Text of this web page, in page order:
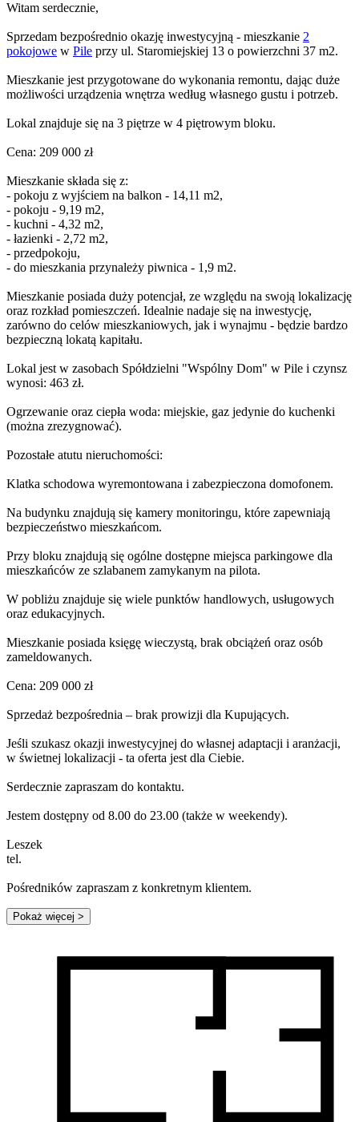
Witam serdecznie,
Sprzedam bezpośrednio okazję inwestycyjną - mieszkanie 2
pokojowe w Pile przy ul. Staromiejskiej 13 o powierzchni 37 m2.
Mieszkanie jest przygotowane do wykonania remontu, dając duże
możliwości urządzenia wnętrza według własnego gustu i potrzeb.
Lokal znajduje się na 3 piętrze w 4 piętrowym bloku.
Cena: 209 000 zł
Mieszkanie składa się z:
- pokoju z wyjściem na balkon - 14,11 m2,
- pokoju - 9,19 m2,
- kuchni - 4,32 m2,
- łazienki - 2,72 m2,
- przedpokoju,
- do mieszkania przynależy piwnica - 1,9 m2.
Mieszkanie posiada duży potencjał, ze względu na swoją lokalizację
oraz rozkład pomieszczeń. Idealnie nadaje się na inwestycję,
zarówno do celów mieszkaniowych, jak i wynajmu - będzie bardzo
bezpieczną lokatą kapitału.
Lokal jest w zasobach Spółdzielni "Wspólny Dom" w Pile i czynsz
wynosi: 463 zł.
Ogrzewanie oraz ciepła woda: miejskie, gaz jedynie do kuchenki
(można zrezygnować).
Pozostałe atutu nieruchomości:
Klatka schodowa wyremontowana i zabezpieczona domofonem.
Na budynku znajdują się kamery monitoringu, które zapewniają
bezpieczeństwo mieszkańcom.
Przy bloku znajdują się ogólne dostępne miejsca parkingowe dla
mieszkańców ze szlabanem zamykanym na pilota.
W pobliżu znajduje się wiele punktów handlowych, usługowych
oraz edukacyjnych.
Mieszkanie posiada księgę wieczystą, brak obciążeń oraz osób
zameldowanych.
Cena: 209 000 zł
Sprzedaż bezpośrednia – brak prowizji dla Kupujących.
Jeśli szukasz okazji inwestycyjnej do własnej adaptacji i aranżacji,
w świetnej lokalizacji - ta oferta jest dla Ciebie.
Serdecznie zapraszam do kontaktu.
Jestem dostępny od 8.00 do 23.00 (także w weekendy).
Leszek
tel.
Pośredników zapraszam z konkretnym klientem.
Pokaż więcej >